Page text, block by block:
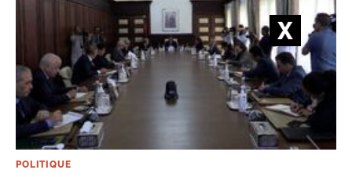
POLITIQUE